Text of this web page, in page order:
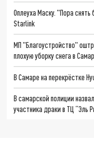
Оплеуха Маску. "Пора
Starlink
МП "Благоустройство"
плохую уборку снега в
В Самаре на перекрёстке
В самарской полиции
участника драки в ТЦ “Эль